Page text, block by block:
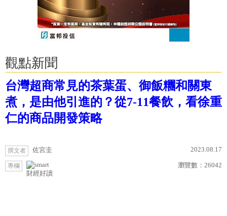
觀點新聞
台灣超商常見的茶葉蛋、御飯糰和關東
煮，是由他引進的？從7-11餐飲，看徐重
仁的商品開發策略
撰文者 佐宮圭 2023.08.17
專欄
財經好讀
瀏覽數： 26042